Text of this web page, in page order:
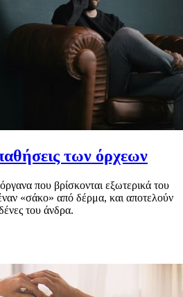
των όρχεων
που βρίσκονται εξωτερικά του
«σάκο» από δέρμα, και αποτελούν
του άνδρα.